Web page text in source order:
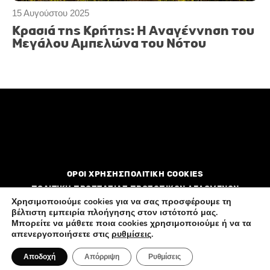
15 Αυγούστου 2025
Κρασιά της Κρήτης: Η Αναγέννηση του
Μεγάλου Αμπελώνα του Νότου
ΟΡΟΙ ΧΡΗΣΗΣΠΟΛΙΤΙΚΗ COOKIES
ΠΟΛΙΤΙΚΗ ΠΡΟΣΤΑΣΙΑΣ ΠΡΟΣΩΠΙΚΩΝ ΔΕΔΟΜΕΝΩΝ
ΔιαφημιστείτεΕπικοινωνίαΠοιοί είμαστε
Χρησιμοποιούμε cookies για να σας προσφέρουμε τη
βέλτιστη εμπειρία πλοήγησης στον ιστότοπό μας.
Μπορείτε να μάθετε ποια cookies χρησιμοποιούμε ή να τα
απενεργοποιήσετε στις ρυθμίσεις.
Αποδοχή Απόρριψη Ρυθμίσεις